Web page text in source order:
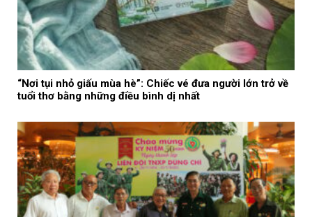
“Nơi tụi nhỏ giấu mùa hè”: Chiếc vé đưa người lớn trở về
tuổi thơ bằng những điều bình dị nhất